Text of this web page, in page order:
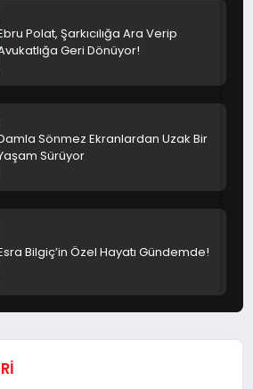
Polat, Şarkıcılığa Ara Verip
Geri Dönüyor!
Sönmez Ekranlardan Uzak Bir
Sürüyor
Bilgiç’in Özel Hayatı Gündemde!
Döndü!